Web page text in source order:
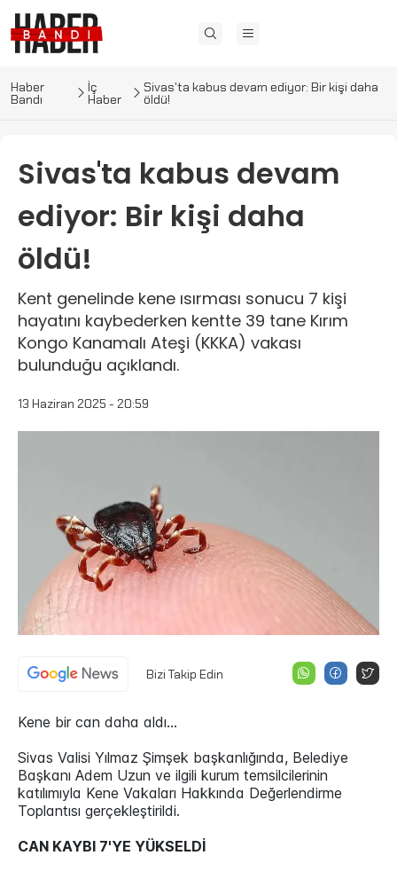
Haber
Bandı
İç
Haber
Sivas'ta kabus devam ediyor: Bir kişi daha
öldü!
Sivas'ta kabus devam
ediyor: Bir kişi daha
öldü!
Kent genelinde kene ısırması sonucu 7 kişi
hayatını kaybederken kentte 39 tane Kırım
Kongo Kanamalı Ateşi (KKKA) vakası
bulunduğu açıklandı.
13 Haziran 2025 - 20:59
Bizi Takip Edin
Kene bir can daha aldı…
Sivas Valisi Yılmaz Şimşek başkanlığında, Belediye
Başkanı Adem Uzun ve ilgili kurum temsilcilerinin
katılımıyla Kene Vakaları Hakkında Değerlendirme
Toplantısı gerçekleştirildi.
CAN KAYBI 7'YE YÜKSELDİ